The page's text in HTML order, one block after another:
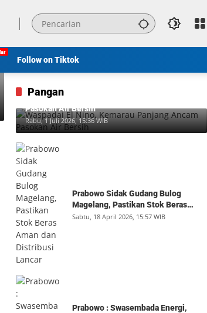
Follow on Tiktok
Pangan
Waspadai El Nino, Kemarau Panjang Ancam
Pasokan Air Bersih
Rabu, 1 Juli 2026, 15:36 WIB
Prabowo Sidak Gudang Bulog
Magelang, Pastikan Stok Beras
Aman dan Distribusi Lancar
Sabtu, 18 April 2026, 15:57 WIB
Prabowo : Swasembada Energi,